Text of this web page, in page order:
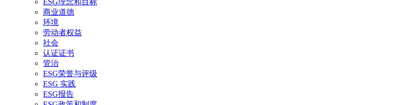
ESG理念和目标
商业道德
环境
劳动者权益
社会
认证证书
管治
ESG荣誉与评级
ESG 实践
ESG报告